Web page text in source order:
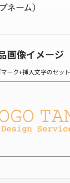
画像イメージ
ーク+挿入文字のセット